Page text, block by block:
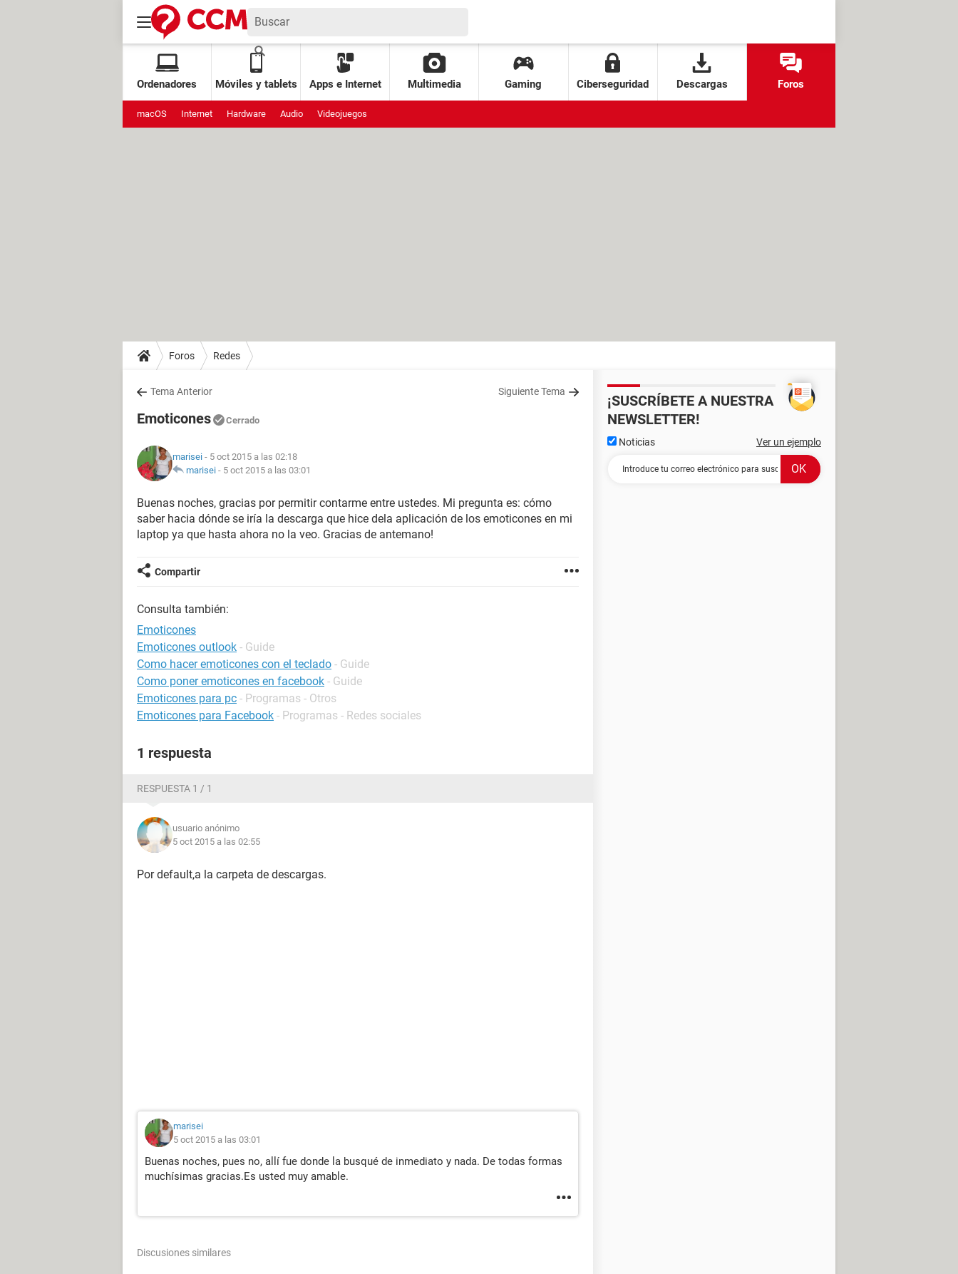
Ordenadores Móviles y tablets Apps e Internet Multimedia Gaming Ciberseguridad Descargas Foros
macOS Internet Hardware Audio Videojuegos
Foros Redes
Tema Anterior Siguiente Tema
Emoticones Cerrado
marisei - 5 oct 2015 a las 02:18
marisei - 5 oct 2015 a las 03:01
Buenas noches, gracias por permitir contarme entre ustedes. Mi pregunta es: cómo
saber hacia dónde se iría la descarga que hice dela aplicación de los emoticones en mi
laptop ya que hasta ahora no la veo. Gracias de antemano!
Compartir
Consulta también:
Emoticones
Emoticones outlook - Guide
Como hacer emoticones con el teclado - Guide
Como poner emoticones en facebook - Guide
Emoticones para pc - Programas - Otros
Emoticones para Facebook - Programas - Redes sociales
1 respuesta
RESPUESTA 1 / 1
usuario anónimo
5 oct 2015 a las 02:55
Por default,a la carpeta de descargas.
marisei
5 oct 2015 a las 03:01
Buenas noches, pues no, allí fue donde la busqué de inmediato y nada. De todas formas
muchísimas gracias.Es usted muy amable.
Discusiones similares
¡SUSCRÍBETE A NUESTRA
NEWSLETTER!
Noticias Ver un ejemplo